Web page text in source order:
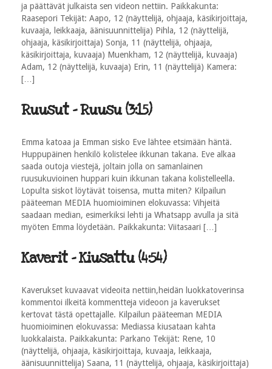
ja päättävät julkaista sen videon nettiin. Paikkakunta:
Raasepori Tekijät: Aapo, 12 (näyttelijä, ohjaaja, käsikirjoittaja,
kuvaaja, leikkaaja, äänisuunnittelija) Pihla, 12 (näyttelijä,
ohjaaja, käsikirjoittaja) Sonja, 11 (näyttelijä, ohjaaja,
käsikirjoittaja, kuvaaja) Muenkham, 12 (näyttelijä, kuvaaja)
Adam, 12 (näyttelijä, kuvaaja) Erin, 11 (näyttelijä) Kamera:
[…]
Ruusut - Ruusu (3:15)
Emma katoaa ja Emman sisko Eve lähtee etsimään häntä.
Huppupäinen henkilö kolistelee ikkunan takana. Eve alkaa
saada outoja viestejä, joltain jolla on samanlainen
ruusukuvioinen huppari kuin ikkunan takana kolistelleella.
Lopulta siskot löytävät toisensa, mutta miten? Kilpailun
pääteeman MEDIA huomioiminen elokuvassa: Vihjeitä
saadaan median, esimerkiksi lehti ja Whatsapp avulla ja sitä
myöten Emma löydetään. Paikkakunta: Viitasaari […]
Kaverit - Kiusattu (4:54)
Kaverukset kuvaavat videoita nettiin,heidän luokkatoverinsa
kommentoi ilkeitä kommentteja videoon ja kaverukset
kertovat tästä opettajalle. Kilpailun pääteeman MEDIA
huomioiminen elokuvassa: Mediassa kiusataan kahta
luokkalaista. Paikkakunta: Parkano Tekijät: Rene, 10
(näyttelijä, ohjaaja, käsikirjoittaja, kuvaaja, leikkaaja,
äänisuunnittelija) Saana, 11 (näyttelijä, ohjaaja, käsikirjoittaja)